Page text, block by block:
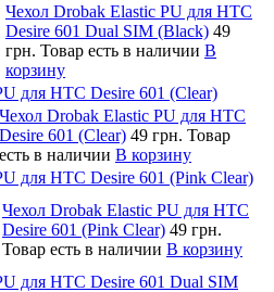
Чехол Drobak Elastic PU для HTC
Desire 601 Dual SIM (Black) 49
грн. Товар есть в наличии В
корзину
для HTC Desire 601 (Clear)
Чехол Drobak Elastic PU для HTC
Desire 601 (Clear) 49 грн. Товар
есть в наличии В корзину
для HTC Desire 601 (Pink Clear)
Чехол Drobak Elastic PU для HTC
Desire 601 (Pink Clear) 49 грн.
Товар есть в наличии В корзину
для HTC Desire 601 Dual SIM